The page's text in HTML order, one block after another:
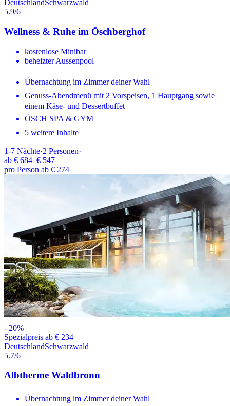
DeutschlandSchwarzwald
5.9/6
Wellness & Ruhe im Öschberghof
kostenlose Minibar
beheizter Aussenpool
Übernachtung im Zimmer deiner Wahl
Genuss-Abendmenü mit 2 Vorspeisen, 1 Hauptgang sowie
einem Käse- und Dessertbuffet
ÖSCH SPA & GYM
5 weitere Inhalte
1-7 Nächte·2 Personen·
ab € 684 € 547
pro Person ab € 274
- 20%
Spezialpreis ab € 234
DeutschlandSchwarzwald
5.7/6
Albtherme Waldbronn
Übernachtung im Zimmer deiner Wahl